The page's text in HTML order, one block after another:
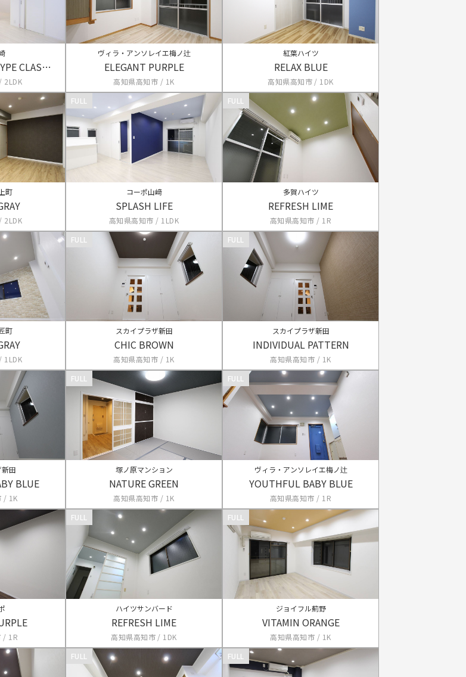
COLORFUL LIFE TYPE CLASSIC Ⅲ
2LDK
ヴィラ・アンソレイエ梅ノ辻
ELEGANT PURPLE
高知県高知市 / 1K
紅葉ハイツ
RELAX BLUE
高知県高知市 / 1DK
町
2LDK
FULL
コーポ山﨑
SPLASH LIFE
高知県高知市 / 1LDK
FULL
多賀ハイツ
REFRESH LIME
高知県高知市 / 1R
町
1LDK
FULL
スカイプラザ新田
CHIC BROWN
高知県高知市 / 1K
FULL
スカイプラザ新田
INDIVIDUAL PATTERN
高知県高知市 / 1K
田
BLUE
/ 1K
FULL
塚ノ原マンション
NATURE GREEN
高知県高知市 / 1K
FULL
ヴィラ・アンソレイエ梅ノ辻
YOUTHFUL BABY BLUE
高知県高知市 / 1R
/ 1R
FULL
ハイツサンバード
REFRESH LIME
高知県高知市 / 1DK
FULL
ジョイフル薊野
VITAMIN ORANGE
高知県高知市 / 1K
FULL FULL